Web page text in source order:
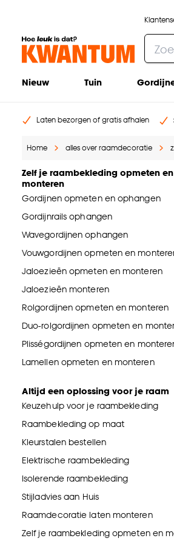
Nieuw Tuin
Laten bezorgen of gratis afhalen
Home alles over raamdecoratie
Zelf je raambekleding opmeten en
monteren
Gordijnen opmeten en ophangen
Gordijnrails ophangen
Wavegordijnen ophangen
Vouwgordijnen opmeten en
Jaloezieën opmeten en monteren
Jaloezieën monteren
Rolgordijnen opmeten en monteren
Duo-rolgordijnen opmeten en
Plisségordijnen opmeten en
Lamellen opmeten en monteren
Altijd een oplossing voor je raam
Keuzehulp voor je raambekleding
Raambekleding op maat
Kleurstalen bestellen
Elektrische raambekleding
Isolerende raambekleding
Stijladvies aan Huis
Raamdecoratie laten monteren
Zelf je raambekleding opmeten en